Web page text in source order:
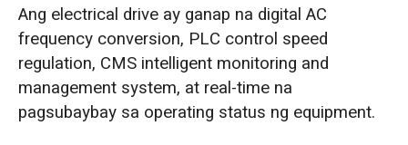
Ang electrical drive ay ganap na digital AC
frequency conversion, PLC control speed
regulation, CMS intelligent monitoring and
management system, at real-time na
pagsubaybay sa operating status ng equipment.